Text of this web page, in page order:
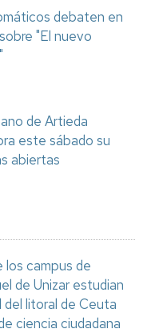
debaten en
"El nuevo
de Artieda
este sábado su
abiertas
los campus de
de Unizar estudian
del litoral de Ceuta
ciencia ciudadana